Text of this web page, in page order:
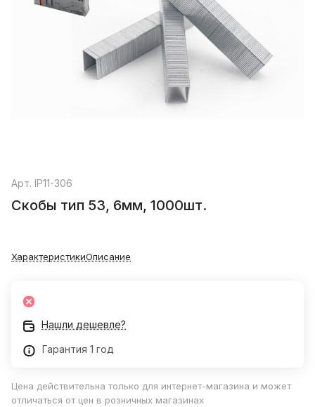
Арт. IP11-306
Скобы тип 53, 6мм, 1000шт.
ХарактеристикиОписание
Нашли дешевле?
Гарантия 1 год
Цена действительна только для интернет-магазина и может
отличаться от цен в розничных магазинах